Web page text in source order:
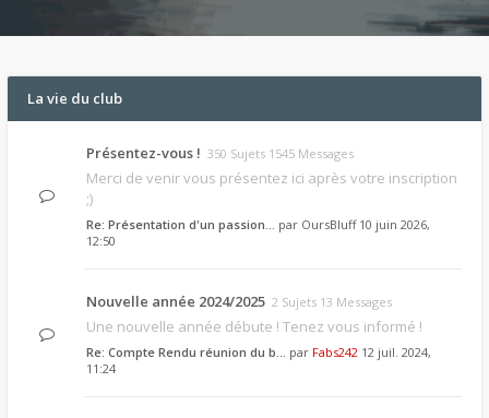
La vie du club
Présentez-vous ! 350 Sujets 1545 Messages
Merci de venir vous présentez ici après votre inscription
;)
Re: Présentation d'un passion… par OursBluff 10 juin 2026,
12:50
Nouvelle année 2024/2025 2 Sujets 13 Messages
Une nouvelle année débute ! Tenez vous informé !
Re: Compte Rendu réunion du b… par Fabs242 12 juil. 2024,
11:24